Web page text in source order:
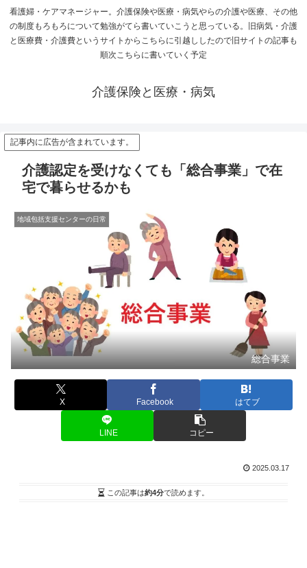
看護婦・ケアマネージャー。介護保険や医療・病気やらの介護や医療、その他
の制度もろもろについて勉強がてら書いていこうと思っている。旧病気・介護
と医療費・介護費というサイトからこちらに引越ししたので旧サイトの記事も
順次こちらに書いていく予定
介護保険と医療・病気
記事内に広告が含まれています。
介護認定を受けなくても「総合事業」で在
宅で暮らせるかも
地域包括支援センターの日常
総合事業
X Facebook はてブ
LINE コピー
2025.03.17
この記事は約4分で読めます。